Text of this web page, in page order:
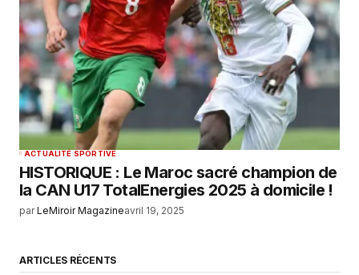
ACTUALITÉ SPORTIVE
HISTORIQUE : Le Maroc sacré champion de
la CAN U17 TotalEnergies 2025 à domicile !
par LeMiroir Magazineavril 19, 2025
ARTICLES RÉCENTS